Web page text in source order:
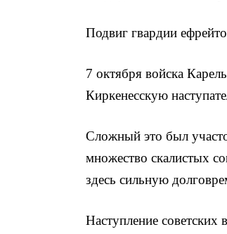
Подвиг гвардии
7 октября войска
Киркенесскую
Сложный это был
множество скалистых
здесь сильную
Наступление советских